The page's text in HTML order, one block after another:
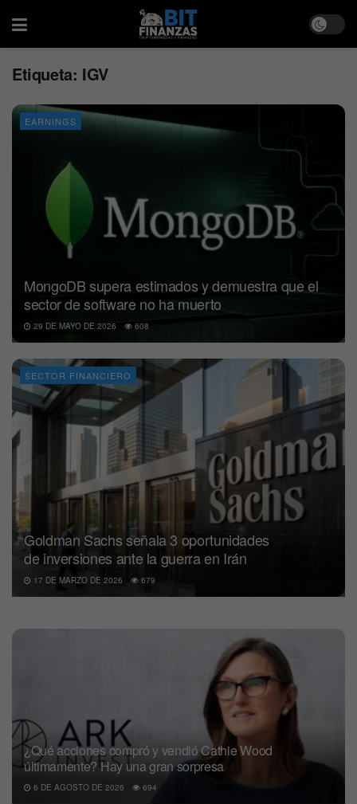
Etiqueta: IGV
EARNINGS
MongoDB supera estimados y demuestra que el
sector de software no ha muerto
29 DE MAYO DE 2026 608
SECTOR FINANCIERO
Goldman Sachs señala 3 oportunidades
de inversiones ante la guerra en Irán
17 DE MARZO DE 2026 679
¿Qué acciones compró y vendió Cathie Wood
últimamente? Hay una gran sorpresa
6 DE AGOSTO DE 2026 694